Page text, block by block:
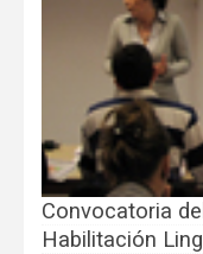
Convocatoria
Habilitación